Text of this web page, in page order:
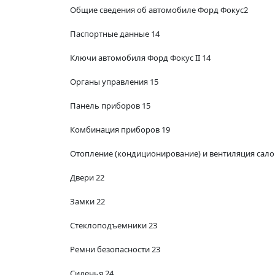
Общие сведения об автомобиле Форд Фокус2
Паспортные данные 14
Ключи автомобиля Форд Фокус II 14
Органы управления 15
Панель приборов 15
Комбинация приборов 19
Отопление (кондиционирование) и вентиляция
Двери 22
Замки 22
Стеклоподъемники 23
Ремни безопасности 23